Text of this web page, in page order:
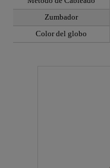
Zumbador
Color del globo